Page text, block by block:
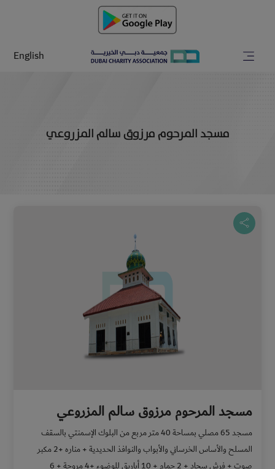
English
مسجد المرحوم مرزوق سالم المزروعي
مسجد المرحوم مرزوق سالم المزروعي
مسجد 65 مصلي بمساحة 40 متر مربع من البلوك الإسمنتي بالسقف
المسلح والأساس الخرساني والأبواب والنوافذ الحديدية + مناره +2 مكبر
صوت + فرش سجاد + 2 حمام + 10 أباريق للوضوء +4 مروحة + 6